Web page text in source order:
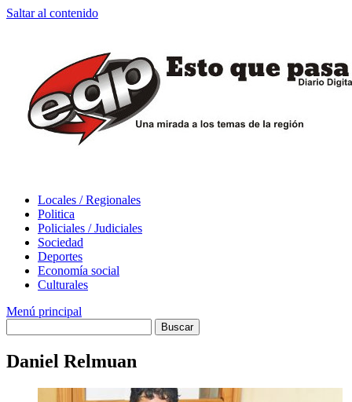
Saltar al contenido
Locales / Regionales
Politica
Policiales / Judiciales
Sociedad
Deportes
Economía social
Culturales
Menú principal
Daniel Relmuan